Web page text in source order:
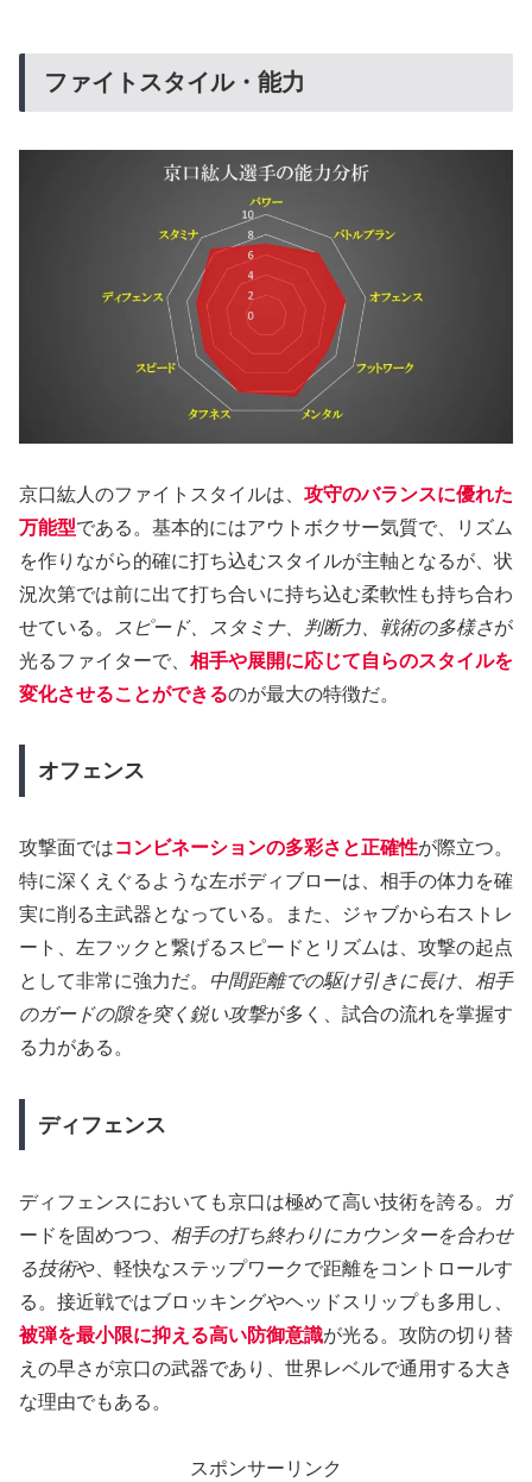
ファイトスタイル・能力
京口紘人のファイトスタイルは、 攻守のバランスに優れた
万能型である。基本的にはアウトボクサー気質で、リズム
を作りながら的確に打ち込むスタイルが主軸となるが、状
況次第では前に出て打ち合いに持ち込む柔軟性も持ち合わ
せている。
スピード、スタミナ、判断力、戦術の多様さが
光るファイターで、 相手や展開に応じて自らのスタイルを
変化させることができるのが最大の特徴だ。
オフェンス
攻撃面ではコンビネーションの多彩さと正確性が際立つ。
特に深くえぐるような左ボディブローは、相手の体力を確
実に削る主武器となっている。また、ジャブから右ストレ
ート、左フックと繋げるスピードとリズムは、攻撃の起点
として非常に強力だ。
中間距離での駆け引きに長け、相手
のガードの隙を突く鋭い攻撃が多く、試合の流れを掌握す
る力がある。
ディフェンス
ディフェンスにおいても京口は極めて高い技術を誇る。ガ
ードを固めつつ、 相手の打ち終わりにカウンターを合わせ
る技術や、軽快なステップワークで距離をコントロールす
る。接近戦ではブロッキングやヘッドスリップも多用し、
被弾を最小限に抑える高い防御意識が光る。攻防の切り替
えの早さが京口の武器であり、世界レベルで通用する大き
な理由でもある。
スポンサーリンク